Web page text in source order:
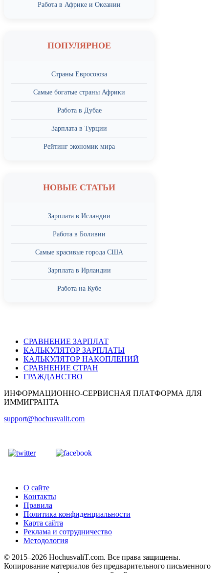
Работа в Африке и Океании
ПОПУЛЯРНОЕ
Страны Евросоюза
Самые богатые страны Африки
Работа в Дубае
Зарплата в Турции
Рейтинг экономик мира
НОВЫЕ СТАТЬИ
Зарплата в Исландии
Работа в Боливии
Самые красивые города США
Зарплата в Ирландии
Работа на Кубе
СРАВНЕНИЕ ЗАРПЛАТ
КАЛЬКУЛЯТОР ЗАРПЛАТЫ
КАЛЬКУЛЯТОР НАКОПЛЕНИЙ
СРАВНЕНИЕ СТРАН
ГРАЖДАНСТВО
ИНФОРМАЦИОННО-СЕРВИСНАЯ ПЛАТФОРМА ДЛЯ
ИММИГРАНТА
support@hochusvalit.com
О сайте
Контакты
Правила
Политика конфиденциальности
Карта сайта
Реклама и сотрудничество
Методология
© 2015–2026 HochusvaliT.com. Все права защищены.
Копирование материалов без предварительного письменного